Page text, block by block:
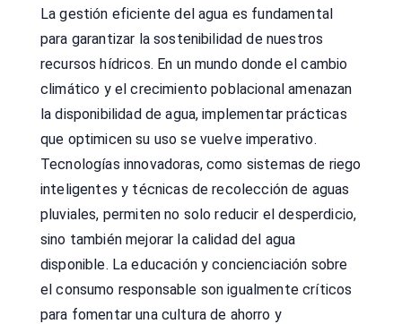
La gestión eficiente del agua es fundamental
para garantizar la sostenibilidad de nuestros
recursos hídricos. En un mundo donde el cambio
climático y el crecimiento poblacional amenazan
la disponibilidad de agua, implementar prácticas
que optimicen su uso se vuelve imperativo.
Tecnologías innovadoras, como sistemas de riego
inteligentes y técnicas de recolección de aguas
pluviales, permiten no solo reducir el desperdicio,
sino también mejorar la calidad del agua
disponible. La educación y concienciación sobre
el consumo responsable son igualmente críticos
para fomentar una cultura de ahorro y